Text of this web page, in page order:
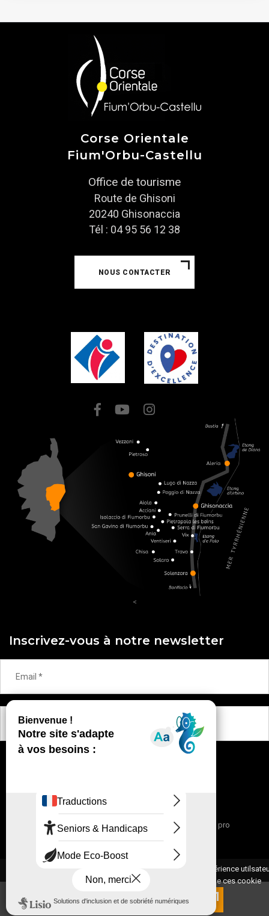
Ce portail utilise des cookies pour optimiser votre expérience
En navigant sur ce site, vous acceptez l’utilisation de ces cookie
Voir plus Accepter
Corse Orientale
Fium'Orbu-Castellu
Office de tourisme
Route de Ghisoni
20240 Ghisonaccia
Tél : 04 95 56 12 38
NOUS CONTACTER
<
Inscrivez-vous à notre newsletter
Nous contacter Mentions légales Espace pro
© 2021 CD-MEDIA.FR